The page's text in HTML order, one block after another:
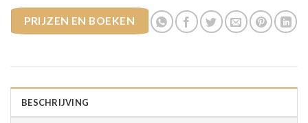
PRIJZEN EN BOEKEN
BESCHRIJVING